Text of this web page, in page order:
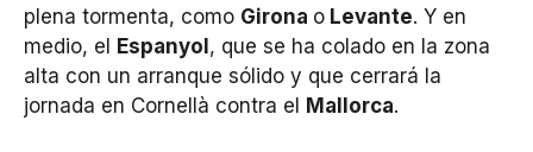
plena tormenta, como Girona o Levante. Y en
medio, el Espanyol, que se ha colado en la zona
alta con un arranque sólido y que cerrará la
jornada en Cornellà contra el Mallorca.